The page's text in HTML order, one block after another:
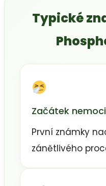
Typické
Začátek nemoci
První známky
zánětlivého